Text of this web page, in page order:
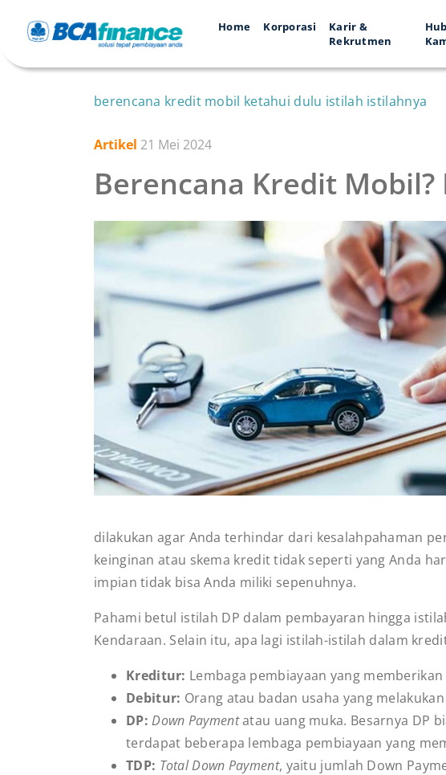
Home Korporasi
Karir &
Rekrutmen
berencana kredit mobil ketahui dulu istilah istilahnya
Artikel 21 Mei 2024
Berencana Kredit
dilakukan agar Anda terhindar dari kesalahpahaman
keinginan atau skema kredit tidak seperti yang Anda
impian tidak bisa Anda miliki sepenuhnya.
Pahami betul istilah DP dalam pembayaran hingga
Kendaraan. Selain itu, apa lagi istilah-istilah dalam
Kreditur: Lembaga pembiayaan yang
Debitur: Orang atau badan usaha yang
DP: Down Paymentatau uang muka. Besarnya DP
terdapat beberapa lembaga pembiayaan yang
TDP: Total Down Payment, yaitu jumlah Down